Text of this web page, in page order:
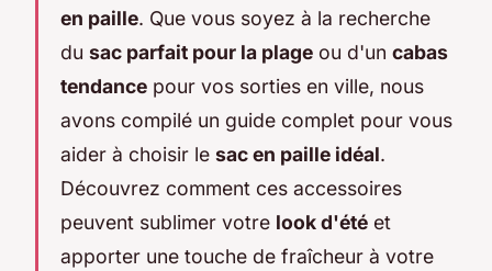
en paille. Que vous soyez à la recherche
du sac parfait pour la plage ou d'un cabas
tendance pour vos sorties en ville, nous
avons compilé un guide complet pour vous
aider à choisir le sac en paille idéal.
Découvrez comment ces accessoires
peuvent sublimer votre look d'été et
apporter une touche de fraîcheur à votre